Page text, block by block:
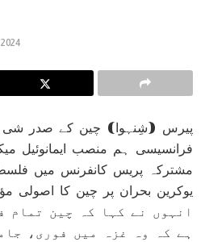
پیرس (شِنہوا) چین کے صدر شی
فرانسیسی ہم منصب ایمانوئیل
مشترکہ پریس کانفرنس میں
یوکرین بحران پر چین کا اصولی
انہوں نے کہا کہ چین تمام
ہے کہ وہ غزہ میں فوری،